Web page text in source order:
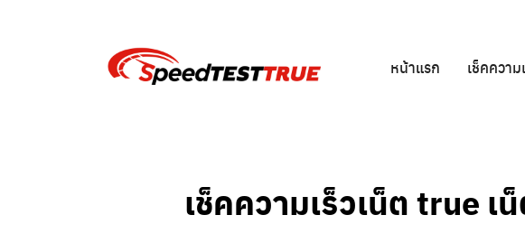
หน้าแรก เช็คควา
เช็คความเร็วเน็ต true